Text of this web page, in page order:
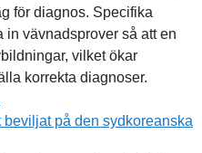
för diagnos. Specifika
in vävnadsprover så att en
vilket ökar
korrekta diagnoser.
beviljat på den sydkoreanska